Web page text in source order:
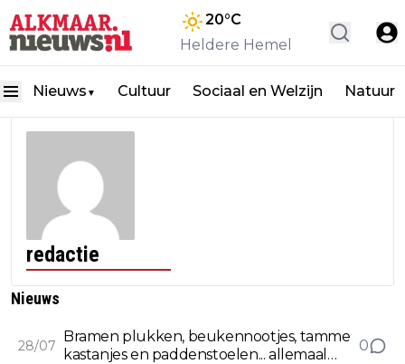
20°C
Heldere Hemel
Nieuws ▼ Cultuur Sociaal en Welzijn Natuur
redactie
Nieuws
28/07
Bramen plukken, beukennootjes, tamme
kastanjes en paddenstoelen... allemaal
0